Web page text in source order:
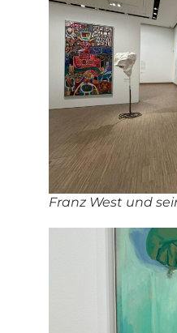
Franz West und